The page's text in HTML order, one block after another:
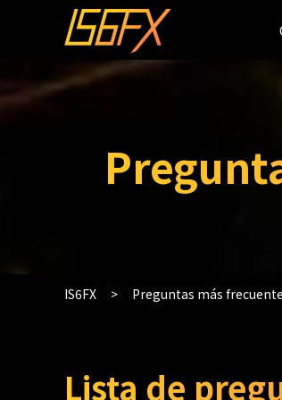
IS6FX Preguntas más
Lista de